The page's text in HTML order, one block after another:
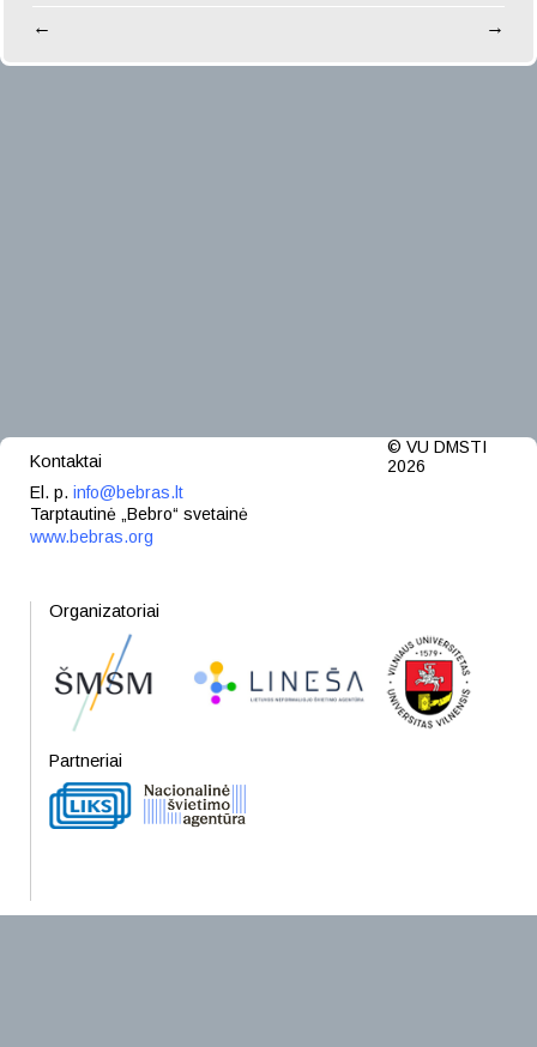
← →
© VU DMSTI
2026
Kontaktai
El. p. info@bebras.lt
Tarptautinė „Bebro“ svetainė
www.bebras.org
Organizatoriai
Partneriai